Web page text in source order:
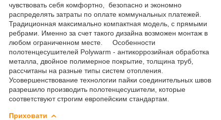
чувствовать себя комфортно, безопасно и экономно
распределять затраты по оплате коммунальных платежей.
Традиционная максимально компактная модель, с прямыми
ребрами. Именно за счет такого дизайна возможен монтаж в
любом ограниченном месте. Особенности
полотенцесушителей Polywarm - антикоррозийная обработка
металла, двойное полимерное покрытие, толщина труб,
рассчитаны на разные типы систем отопления.
Усовершенствование технологии пайки соединительных швов
разрешило производить полотенцесушители, которые
соответствуют строгим европейским стандартам.
Приховати